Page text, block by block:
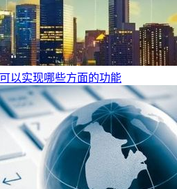
以实现哪些方面的功能